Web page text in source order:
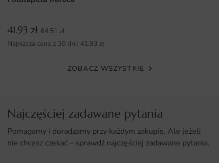
Możliwość dostosowania wymiarów fototapety do
indywidualnych potrzeb.
Prosty i szybki montaż, który nie wymaga
41.93 zł 64.51zł
Najniższa cena z 30 dni: 41.93 zł
ZOBACZ WSZYSTKIE
Najczęściej zadawane pytania
Pomagamy i doradzamy przy każdym zakupie. Ale jeżeli
nie chcesz czekać – sprawdź najczęściej zadawane pytania.